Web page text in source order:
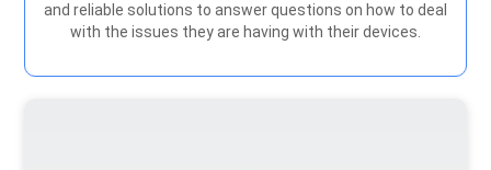
and reliable solutions to answer questions on how to deal
with the issues they are having with their devices.